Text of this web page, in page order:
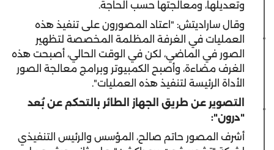
وتعديلها، ومعالجتها حسب الحاجة.
وقال ساراديتش: "اعتاد المصورون على تنفيذ هذه
العمليات في الغرفة المظلمة المخصصة لتظهير
الصور في الماضي، لكن في الوقت الحالي، أصبحت هذه
الغرف مضاءة، وأصبح الكمبيوتر وبرامج معالجة الصور
الأداة الرئيسة لتنفيذ هذه العمليات".
التصوير عن طريق الجهاز الطائر بالتحكم عن بُعد
"درون":
أشرف المصور حاتم صالح، المؤسس والرئيس التنفيذي